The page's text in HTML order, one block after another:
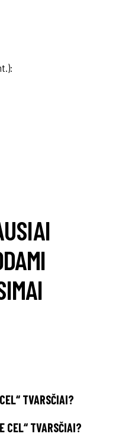
TVARSČIAI?
CEL“ TVARSČIAI?